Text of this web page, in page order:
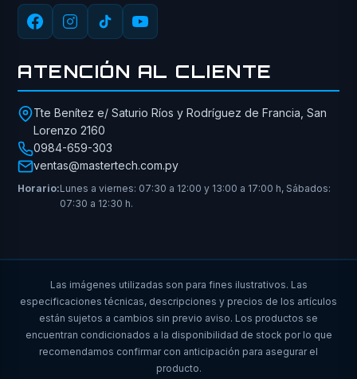
ATENCIÓN AL CLIENTE
Tte Benítez e/ Saturio Ríos y Rodríguez de Francia, San
Lorenzo 2160
0984-659-303
ventas@mastertech.com.py
Horario:Lunes a viernes: 07:30 a 12:00 y 13:00 a 17:00 h, Sábados:
07:30 a 12:30 h.
Las imágenes utilizadas son para fines ilustrativos. Las
especificaciones técnicas, descripciones y precios de los artículos
están sujetos a cambios sin previo aviso. Los productos se
encuentran condicionados a la disponibilidad de stock por lo que
recomendamos confirmar con anticipación para asegurar el
producto.